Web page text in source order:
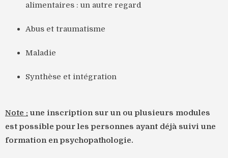
alimentaires : un autre regard
Abus et traumatisme
Maladie
Synthèse et intégration
Note : une inscription sur un ou plusieurs modules
est possible pour les personnes ayant déjà suivi une
formation en psychopathologie.